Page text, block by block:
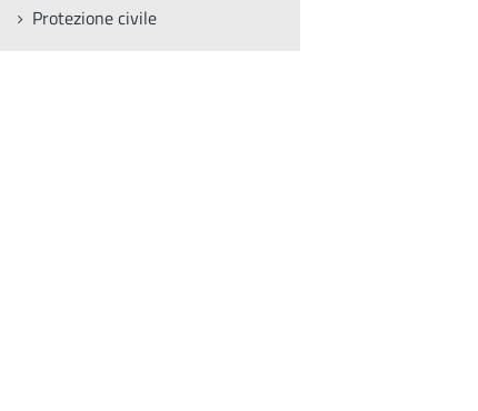
Protezione civile